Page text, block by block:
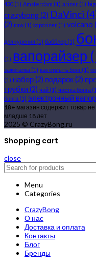
420 (1) Amsterdam (1) arizer (1)
crazybong(2) DaVinci
(2) raw (1) vaporizer (1) volcano
для курения (1) бабблер (1)
(1) вапорайзер
зажигалка (1) как отмыть бонг (1)
(1) набор(2) подарок(2)
трубки(2) чай (1) чистка бонга
бонга (1) электронный
18+ магазин содержит товар
младше 18 лет
2025 © CrazyBong.ru
Shopping cart
close
Menu
Categories
CrazyBong
О нас
Доставка и оплата
Контакты
Блог
Бренды